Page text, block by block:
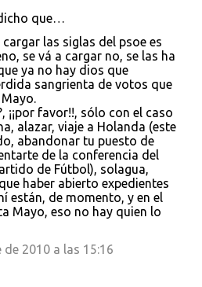
que…
cargar las siglas del psoe es
se vá a cargar no, se las ha
ya no hay dios que
sangrienta de votos que
¡¡por favor!!, sólo con el caso
alazar, viaje a Holanda (este
abandonar tu puesto de
de la conferencia del
de Fútbol), solagua,
haber abierto expedientes
están, de momento, y en el
Mayo, eso no hay quien lo
2010 a las 15:16